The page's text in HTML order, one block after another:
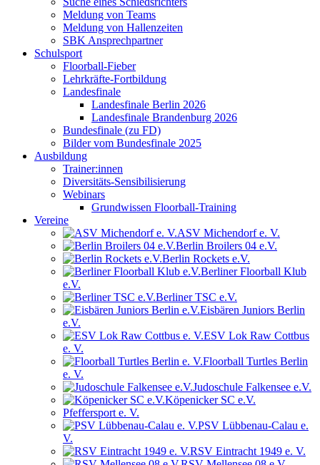
Meldung von Teams
Meldung von Hallenzeiten
SBK Ansprechpartner
Schulsport
Floorball-Fieber
Lehrkräfte-Fortbildung
Landesfinale
Landesfinale Berlin 2026
Landesfinale Brandenburg 2026
Bundesfinale (zu FD)
Bilder vom Bundesfinale 2025
Ausbildung
Trainer:innen
Diversitäts-Sensibilisierung
Webinars
Grundwissen Floorball-Training
Vereine
ASV Michendorf e. V.
Berlin Broilers 04 e.V.
Berlin Rockets e.V.
Berliner Floorball Klub
e.V.
Berliner TSC e.V.
Eisbären Juniors Berlin
e.V.
ESV Lok Raw Cottbus
e. V.
Floorball Turtles Berlin
e. V.
Judoschule Falkensee e.V.
Köpenicker SC e.V.
Pfeffersport e. V.
PSV Lübbenau-Calau e.
V.
RSV Eintracht 1949 e. V.